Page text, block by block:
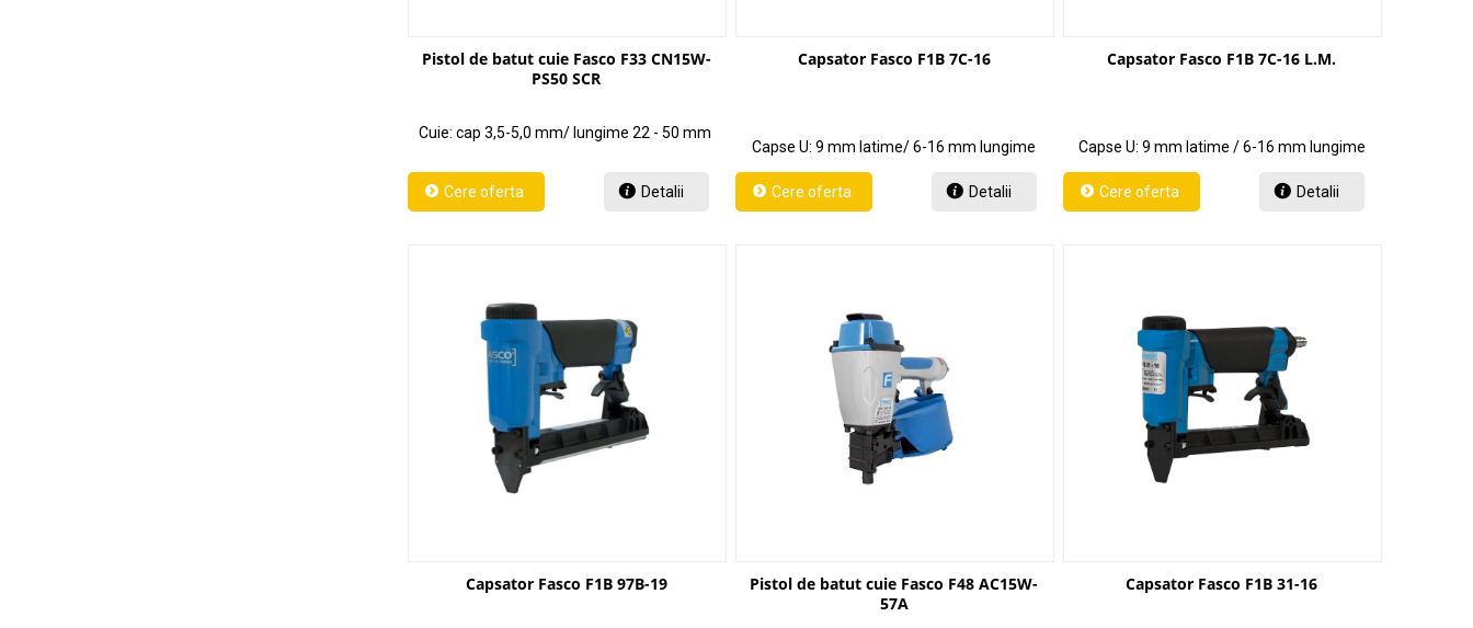
Pistol de batut cuie Fasco F33 CN15W-
PS50 SCR
Cuie: cap 3,5-5,0 mm/ lungime 22 - 50 mm
Detalii
Capsator Fasco F1B 7C-16
Capse U: 9 mm latime/ 6-16 mm lungime
Detalii
Capsator Fasco F1B 7C-16 L.M.
Capse U: 9 mm latime / 6-16 mm lungime
Detalii
Capsator Fasco F1B 97B-19
Pistol de batut cuie Fasco F48 AC15W-
57A
Capsator Fasco F1B 31-16